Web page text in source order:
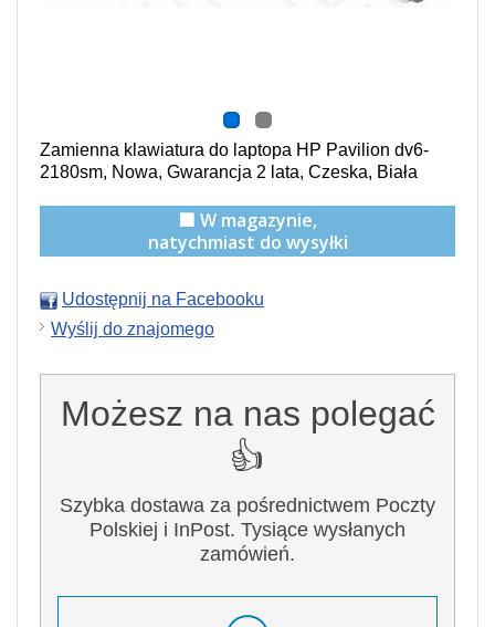
Zamienna klawiatura do laptopa HP Pavilion dv6-
2180sm, Nowa, Gwarancja 2 lata, Czeska, Biała
🟩 W magazynie,
natychmiast do wysyłki
Udostępnij na Facebooku
Wyślij do znajomego
Możesz na nas polegać
👍
Szybka dostawa za pośrednictwem Poczty
Polskiej i InPost. Tysiące wysłanych
zamówień.